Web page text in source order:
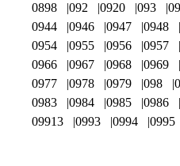
0898
092 0920 093
0944
0946 0947 0948
0954
0955 0956 0957
0966
0967 0968 0969
0977
0978 0979 098
0983
0984 0985 0986
09913
0993 0994 0995